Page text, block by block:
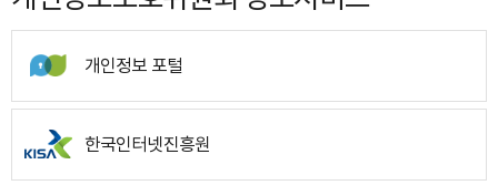
개인정보 포털
한국인터넷진흥원